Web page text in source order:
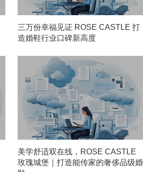
三万份幸福见证 ROSE CASTLE 打
造婚鞋行业口碑新高度
美学舒适双在线，ROSE CASTLE
玫瑰城堡｜打造能传家的奢侈品级婚